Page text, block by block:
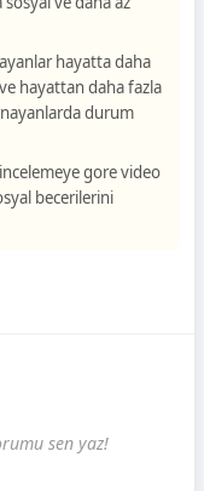
hayatta daha
hayattan daha fazla
durum
gore video
becerilerini
sen yaz!